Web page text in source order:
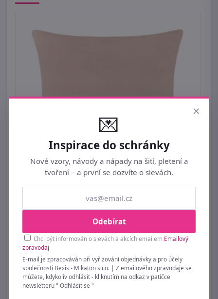
Povláček MIKRO jednobarevný Béžová
povláček / 027 40x40 cm
×
💌
Inspirace do schránky
Nové vzory, návody a nápady na šití, pletení a
tvoření – a první se dozvíte o slevách.
Odebírat
Chci být informován o slevách a akcích emailem Emailový
zpravodaj
E-mail je zpracováván při vyřizování objednávky a pro účely
společnosti Bexis - Mikaton s.r.o. | Z emailového zpravodaje se
můžete, kdykoliv odhlásit - kliknutím na odkaz v patičce
newsletteru " Odhlásit se "